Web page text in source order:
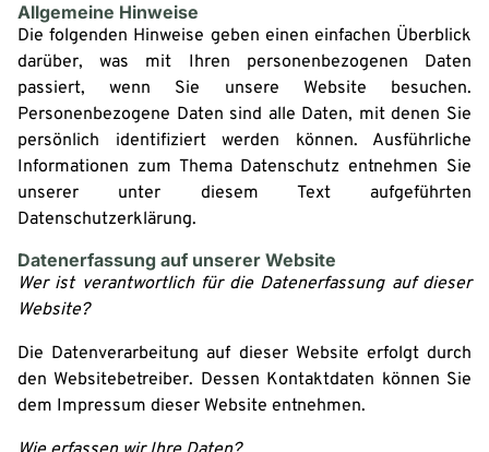
Allgemeine Hinweise
Die folgenden Hinweise geben einen einfachen Überblick
darüber, was mit Ihren personenbezogenen Daten
passiert, wenn Sie unsere Website besuchen.
Personenbezogene Daten sind alle Daten, mit denen Sie
persönlich identifiziert werden können. Ausführliche
Informationen zum Thema Datenschutz entnehmen Sie
unserer unter diesem Text aufgeführten
Datenschutzerklärung.
Datenerfassung auf unserer Website
Wer ist verantwortlich für die Datenerfassung auf dieser
Website?
Die Datenverarbeitung auf dieser Website erfolgt durch
den Websitebetreiber. Dessen Kontaktdaten können Sie
dem Impressum dieser Website entnehmen.